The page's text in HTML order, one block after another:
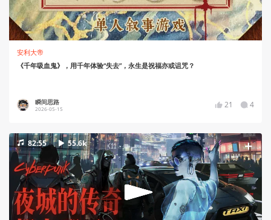
安利大帝
《千年吸血鬼》，用千年体验“失去”，永生是祝福亦或诅咒？
瞬间思路
2026-05-15 21 4
82:55 55.6k